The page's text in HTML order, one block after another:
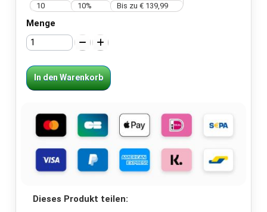
10
10% Bis zu € 139,99
Menge
In den Warenkorb
Dieses Produkt teilen: